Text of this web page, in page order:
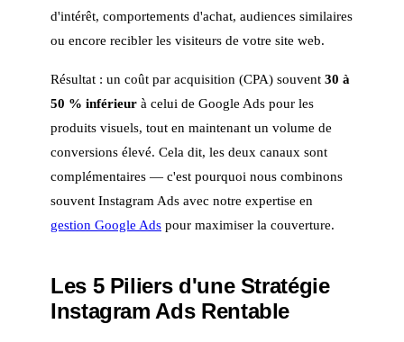
d'intérêt, comportements d'achat, audiences similaires
ou encore recibler les visiteurs de votre site web.
Résultat : un coût par acquisition (CPA) souvent 30 à
50 % inférieur à celui de Google Ads pour les
produits visuels, tout en maintenant un volume de
conversions élevé. Cela dit, les deux canaux sont
complémentaires — c'est pourquoi nous combinons
souvent Instagram Ads avec notre expertise en
gestion Google Ads pour maximiser la couverture.
Les 5 Piliers d'une Stratégie
Instagram Ads Rentable